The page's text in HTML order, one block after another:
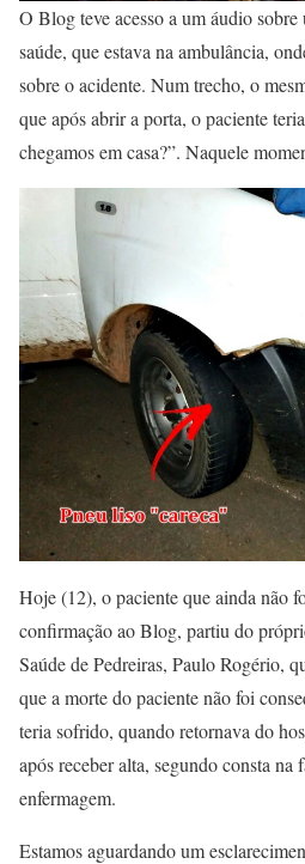
O Blog teve acesso a um áudio
saúde, que estava na ambulância,
sobre o acidente. Num trecho, o
que após abrir a porta, o paciente
chegamos em casa?”. Naquele
Hoje (12), o paciente que ainda não
confirmação ao Blog, partiu do
Saúde de Pedreiras, Paulo Rogério,
que a morte do paciente não foi
teria sofrido, quando retornava do
após receber alta, segundo consta na
enfermagem.
Estamos aguardando um